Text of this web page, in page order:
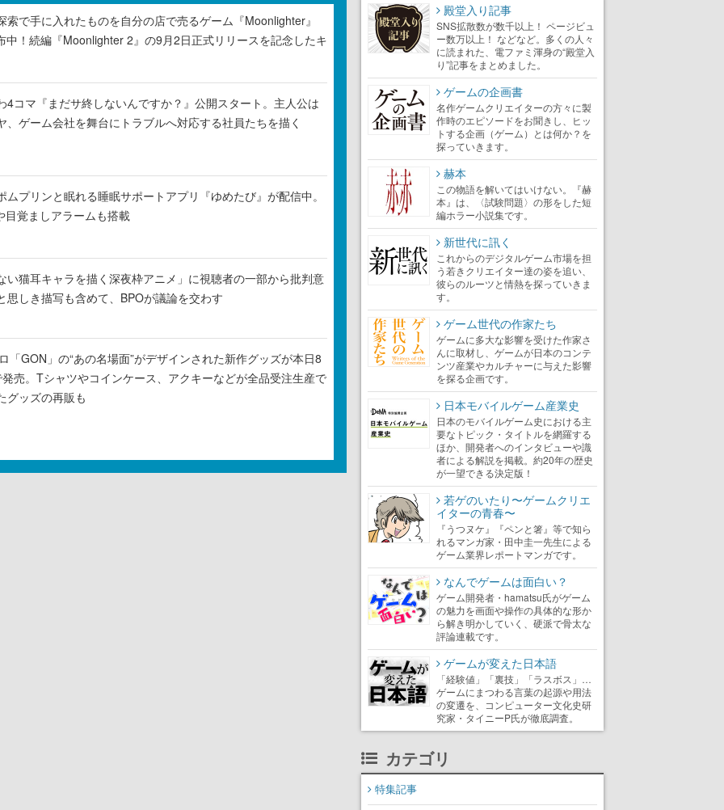
索で手に入れたものを自分の店で売るゲーム『Moonlighter』
中！続編『Moonlighter 2』の9月2日正式リリースを記念したキ
4コマ『まだサ終しないんですか？』公開スタート。主人公は
、ゲーム会社を舞台にトラブルへ対応する社員たちを描く
ムプリンと眠れる睡眠サポートアプリ『ゆめたび』が配信中。
目覚ましアラームも搭載
い猫耳キャラを描く深夜枠アニメ」に視聴者の一部から批判意
思しき描写も含めて、BPOが議論を交わす
「GON」の“あの名場面”がデザインされた新作グッズが本日8
売。Tシャツやコインケース、アクキーなどが全品受注生産で
グッズの再販も
殿堂入り記事
SNS拡散数が数千以上！ ページビュ
ー数万以上！ などなど。多くの人々
に読まれた、電ファミ渾身の“殿堂入
り”記事をまとめました。
ゲームの企画書
名作ゲームクリエイターの方々に製
作時のエピソードをお聞きし、ヒッ
トする企画（ゲーム）とは何か？を
探っていきます。
赫本
この物語を解いてはいけない。『赫
本』は、〈試験問題〉の形をした短
編ホラー小説集です。
新世代に訊く
これからのデジタルゲーム市場を担
う若きクリエイター達の姿を追い、
彼らのルーツと情熱を探っていきま
す。
ゲーム世代の作家たち
ゲームに多大な影響を受けた作家さ
んに取材し、ゲームが日本のコンテ
ンツ産業やカルチャーに与えた影響
を探る企画です。
日本モバイルゲーム産業史
日本のモバイルゲーム史における主
要なトピック・タイトルを網羅する
ほか、開発者へのインタビューや識
者による解説を掲載。約20年の歴史
が一望できる決定版！
若ゲのいたり〜ゲームクリエ
イターの青春〜
『うつヌケ』『ペンと箸』等で知ら
れるマンガ家・田中圭一先生による
ゲーム業界レポートマンガです。
なんでゲームは面白い？
ゲーム開発者・hamatsu氏がゲーム
の魅力を画面や操作の具体的な形か
ら解き明かしていく、硬派で骨太な
評論連載です。
ゲームが変えた日本語
「経験値」「裏技」「ラスボス」…
ゲームにまつわる言葉の起源や用法
の変遷を、コンピューター文化史研
究家・タイニーP氏が徹底調査。
カテゴリ
特集記事